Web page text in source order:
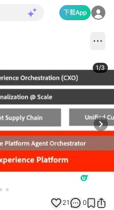
下載App
1/3
21 0